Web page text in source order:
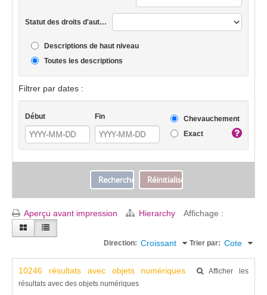
Statut des droits d'auteur
Descriptions de haut niveau
Toutes les descriptions
Filtrer par dates :
Début Fin
Chevauchement
Exact
Aperçu avant impression Hierarchy Affichage :
Trier par: Cote
Direction: Croissant
10246 résultats avec objets numériques
Afficher les
résultats avec des objets numériques